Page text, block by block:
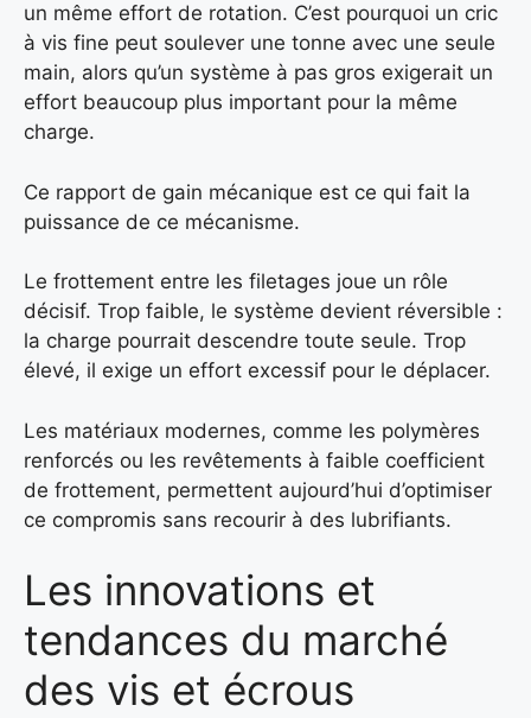
un même effort de rotation. C’est pourquoi un cric
à vis fine peut soulever une tonne avec une seule
main, alors qu’un système à pas gros exigerait un
effort beaucoup plus important pour la même
charge.
Ce rapport de gain mécanique est ce qui fait la
puissance de ce mécanisme.
Le frottement entre les filetages joue un rôle
décisif. Trop faible, le système devient réversible :
la charge pourrait descendre toute seule. Trop
élevé, il exige un effort excessif pour le déplacer.
Les matériaux modernes, comme les polymères
renforcés ou les revêtements à faible coefficient
de frottement, permettent aujourd’hui d’optimiser
ce compromis sans recourir à des lubrifiants.
Les innovations et
tendances du marché
des vis et écrous